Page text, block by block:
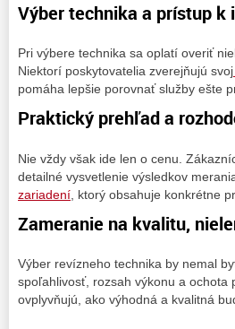
Výber technika a prístup k
Pri výbere technika sa oplatí overiť
Niektorí poskytovatelia zverejňujú svoj
pomáha lepšie porovnať služby ešte
Praktický prehľad a
Nie vždy však ide len o cenu.
detailné vysvetlenie výsledkov
zariadení , ktorý obsahuje konkrétne
Zameranie na kvalitu,
Výber revízneho technika by nemal
spoľahlivosť, rozsah výkonu a ochota
ovplyvňujú, ako výhodná a kvalitná